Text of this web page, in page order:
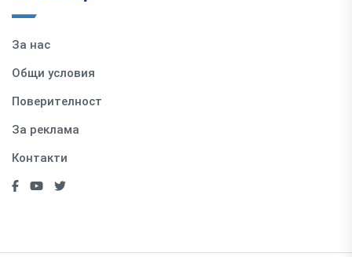
За нас
Общи условия
Поверителност
За реклама
Контакти